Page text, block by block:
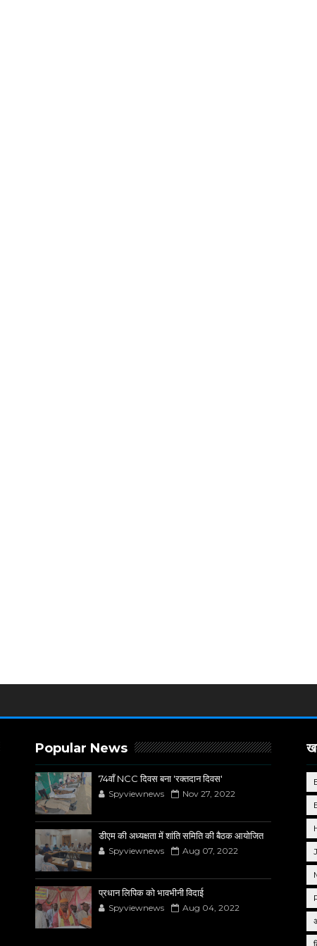
Popular News
74वाँ NCC दिवस बना 'रक्तदान दिवस'
Spyviewnews Nov 27, 2022
डीएम की अध्यक्षता में शांति समिति की बैठक आयोजित
Spyviewnews Aug 07, 2022
प्रधान लिपिक को भावभीनी विदाई
Spyviewnews Aug 04, 2022